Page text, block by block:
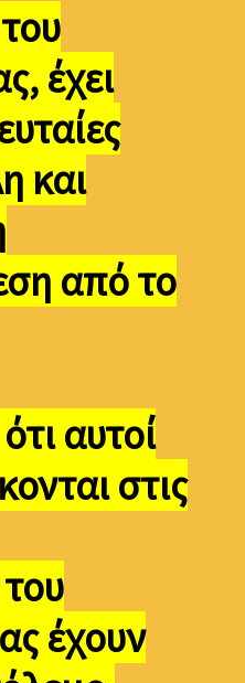
έχει
και
από το
αυτοί
στις
έχουν